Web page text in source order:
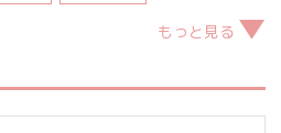
もっと見る